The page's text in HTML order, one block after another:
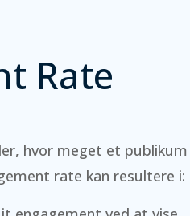
Rate
hvor meget et publikum
rate kan resultere i: